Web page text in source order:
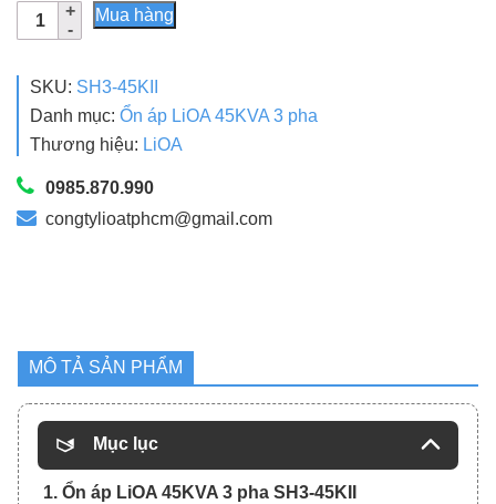
Ổn
Áp
45KVA
Pha
SH3-
45KII
Dải
260V
Mua hàng
SKU: SH3-45KII
Danh mục: Ổn áp LiOA 45KVA 3 pha
Thương hiệu: LiOA
0985.870.990
congtylioatphcm@gmail.com
MÔ TẢ SẢN PHẨM
Mục lục
1. Ổn áp LiOA 45KVA 3 pha SH3-45KII